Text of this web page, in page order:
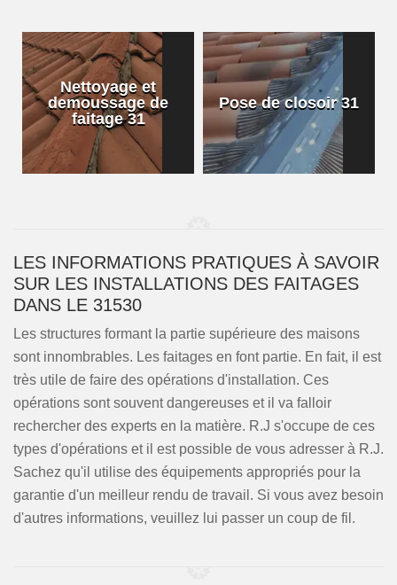
Nettoyage et
demoussage de
faitage 31
Pose de closoir 31
LES INFORMATIONS PRATIQUES À SAVOIR
SUR LES INSTALLATIONS DES FAITAGES
DANS LE 31530
Les structures formant la partie supérieure des maisons
sont innombrables. Les faitages en font partie. En fait, il est
très utile de faire des opérations d'installation. Ces
opérations sont souvent dangereuses et il va falloir
rechercher des experts en la matière. R.J s'occupe de ces
types d'opérations et il est possible de vous adresser à R.J.
Sachez qu'il utilise des équipements appropriés pour la
garantie d'un meilleur rendu de travail. Si vous avez besoin
d'autres informations, veuillez lui passer un coup de fil.